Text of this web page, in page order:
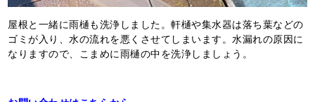
屋根と一緒に雨樋も洗浄しました。軒樋や集水器は落ち葉などの
ゴミが入り、水の流れを悪くさせてしまいます。水漏れの原因に
なりますので、こまめに雨樋の中を洗浄しましょう。